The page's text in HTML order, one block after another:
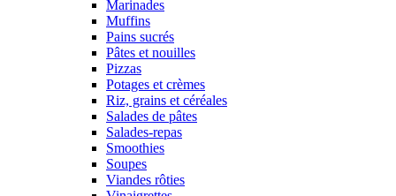
Marinades
Muffins
Pains sucrés
Pâtes et nouilles
Pizzas
Potages et crèmes
Riz, grains et céréales
Salades de pâtes
Salades-repas
Smoothies
Soupes
Viandes rôties